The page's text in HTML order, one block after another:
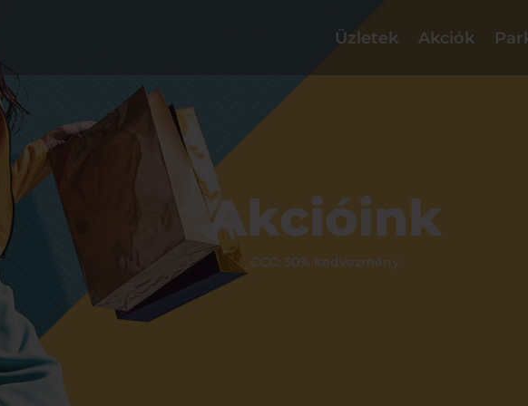
Üzletek Akciók
Akcióink
CCC: 30% kedvezmény